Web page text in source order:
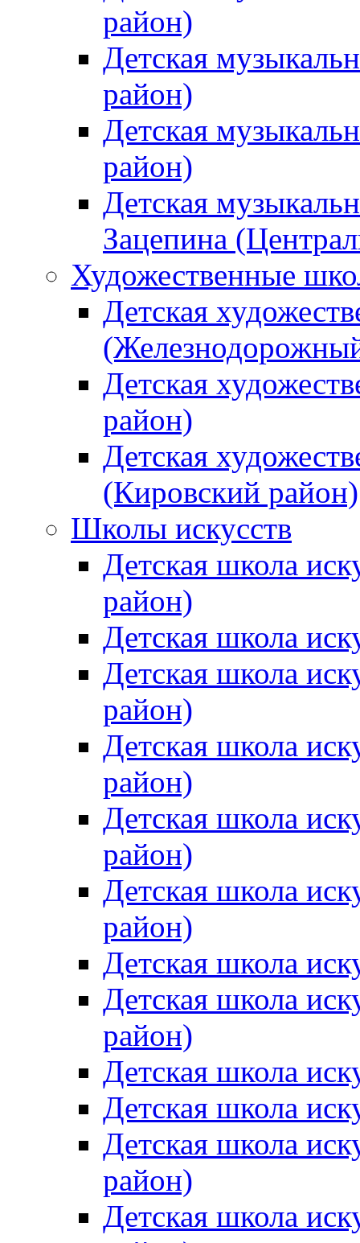
район)
Детская
район)
Детская
район)
Детская
Зацепина
Художественные
Детская
Детская
район)
Детская
(Кировский район)
Школы искусств
Детская школа
район)
Детская школа
Детская школа
район)
Детская школа
район)
Детская школа
район)
Детская школа
район)
Детская школа
Детская школа
район)
Детская школа
Детская школа
Детская школа
район)
Детская школа